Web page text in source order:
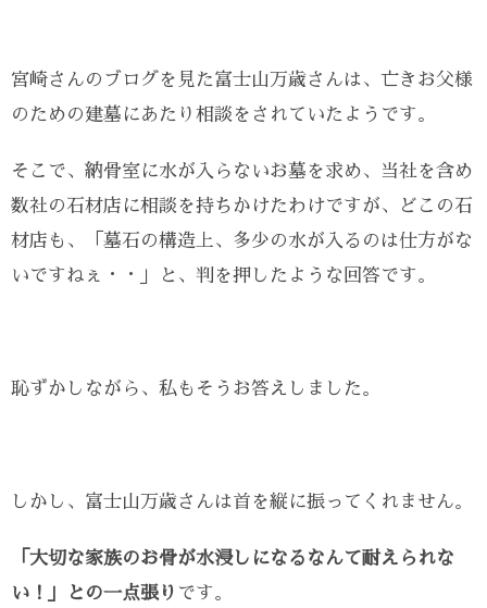
宮崎さんのブログを見た富士山万歳さんは、亡きお父様
のための建墓にあたり相談をされていたようです。
そこで、納骨室に水が入らないお墓を求め、当社を含め
数社の石材店に相談を持ちかけたわけですが、どこの石
材店も、「墓石の構造上、多少の水が入るのは仕方がな
いですねぇ・・」と、判を押したような回答です。
恥ずかしながら、私もそうお答えしました。
しかし、富士山万歳さんは首を縦に振ってくれません。
「大切な家族のお骨が水浸しになるなんて耐えられな
い！」との一点張り です。